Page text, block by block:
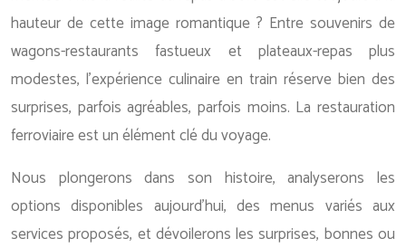
hauteur de cette image romantique ? Entre souvenirs de
wagons-restaurants fastueux et plateaux-repas plus
modestes, l’expérience culinaire en train réserve bien des
surprises, parfois agréables, parfois moins. La restauration
ferroviaire est un élément clé du voyage.
Nous plongerons dans son histoire, analyserons les
options disponibles aujourd’hui, des menus variés aux
services proposés, et dévoilerons les surprises, bonnes ou